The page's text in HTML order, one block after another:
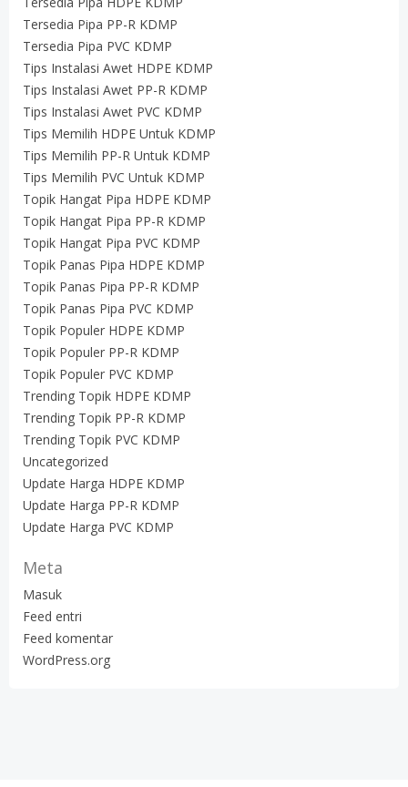
Tersedia Pipa PP-R KDMP
Tersedia Pipa PVC KDMP
Tips Instalasi Awet HDPE KDMP
Tips Instalasi Awet PP-R KDMP
Tips Instalasi Awet PVC KDMP
Tips Memilih HDPE Untuk KDMP
Tips Memilih PP-R Untuk KDMP
Tips Memilih PVC Untuk KDMP
Topik Hangat Pipa HDPE KDMP
Topik Hangat Pipa PP-R KDMP
Topik Hangat Pipa PVC KDMP
Topik Panas Pipa HDPE KDMP
Topik Panas Pipa PP-R KDMP
Topik Panas Pipa PVC KDMP
Topik Populer HDPE KDMP
Topik Populer PP-R KDMP
Topik Populer PVC KDMP
Trending Topik HDPE KDMP
Trending Topik PP-R KDMP
Trending Topik PVC KDMP
Uncategorized
Update Harga HDPE KDMP
Update Harga PP-R KDMP
Update Harga PVC KDMP
Meta
Masuk
Feed entri
Feed komentar
WordPress.org